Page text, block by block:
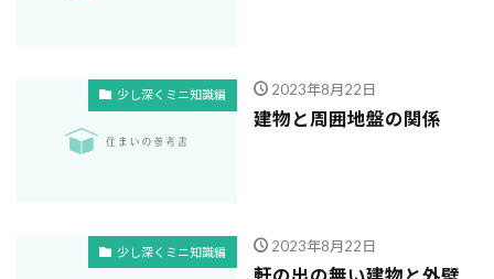
少し深くミニ知識編 2023年8月22日
建物と周囲地盤の関係
少し深くミニ知識編 2023年8月22日